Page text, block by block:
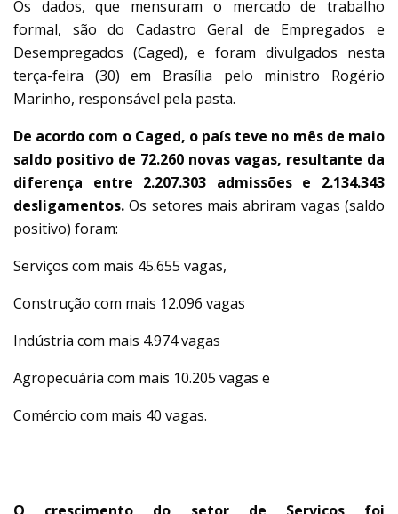
Os dados, que mensuram o mercado de trabalho
formal, são do Cadastro Geral de Empregados e
Desempregados (Caged), e foram divulgados nesta
terça-feira (30) em Brasília pelo ministro Rogério
Marinho, responsável pela pasta.
De acordo com o Caged, o país teve no mês de maio
saldo positivo de 72.260 novas vagas, resultante da
diferença entre 2.207.303 admissões e 2.134.343
desligamentos. Os setores mais abriram vagas (saldo
positivo) foram:
Serviços com mais 45.655 vagas,
Construção com mais 12.096 vagas
Indústria com mais 4.974 vagas
Agropecuária com mais 10.205 vagas e
Comércio com mais 40 vagas.
O crescimento do setor de Serviços foi